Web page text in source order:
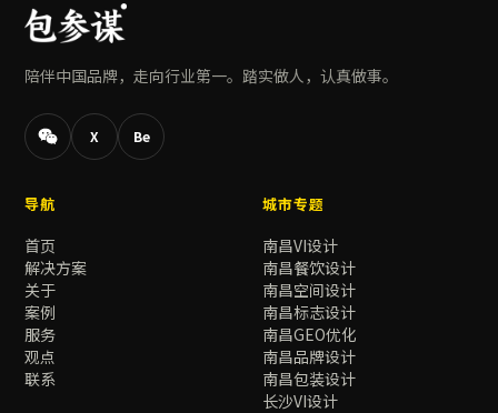
陪伴中国品牌，走向行业第一。踏实做人，认真做事。
X Be
导航
首页
解决方案
关于
案例
服务
观点
联系
城市专题
南昌VI设计
南昌餐饮设计
南昌空间设计
南昌标志设计
南昌GEO优化
南昌品牌设计
南昌包装设计
长沙VI设计